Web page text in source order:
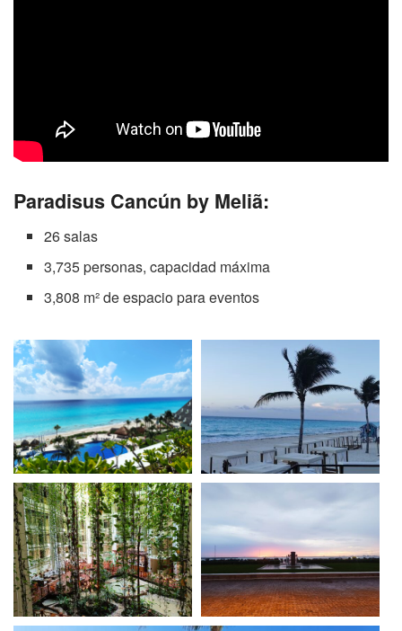
Paradisus Cancún by Meliã:
26 salas
3,735 personas, capacidad máxima
3,808 m² de espacio para eventos